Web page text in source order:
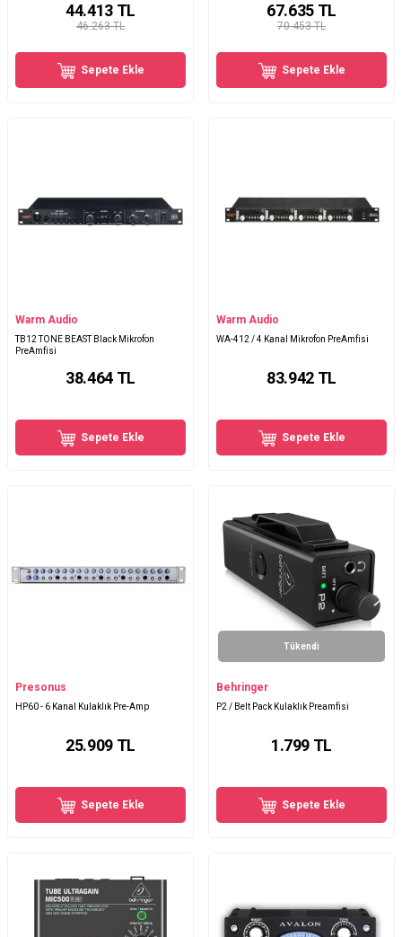
46.263 TL
44.413TL
Sepete Ekle
70.453 TL
67.635TL
Sepete Ekle
Warm Audio
TB12 TONE BEAST Black Mikrofon
PreAmfisi
38.464TL
Sepete Ekle
Warm Audio
WA-412 / 4 Kanal Mikrofon PreAmfisi
83.942TL
Sepete Ekle
Presonus
HP60 - 6 Kanal Kulaklık Pre-Amp
25.909TL
Sepete Ekle
Tükendi
Behringer
P2 / Belt Pack Kulaklık Preamfisi
1.799 TL
Sepete Ekle